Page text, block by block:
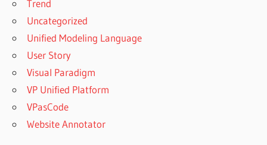
Trend
Uncategorized
Unified Modeling Language
User Story
Visual Paradigm
VP Unified Platform
VPasCode
Website Annotator